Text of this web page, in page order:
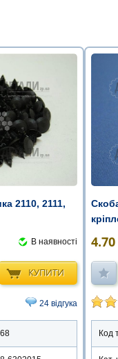
2110, 2111,
В наявності
КУПИТИ
24 відгука
4.70
Код